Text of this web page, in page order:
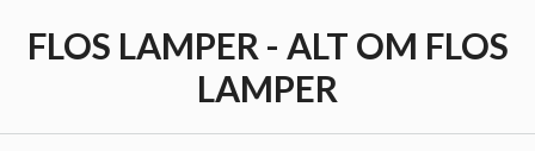
FLOS LAMPER - ALT OM FLOS
LAMPER